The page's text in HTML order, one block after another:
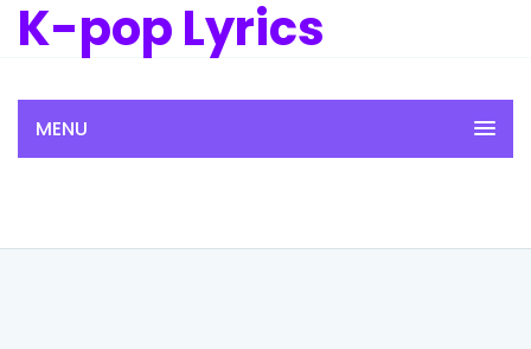
K-pop Lyrics
MENU